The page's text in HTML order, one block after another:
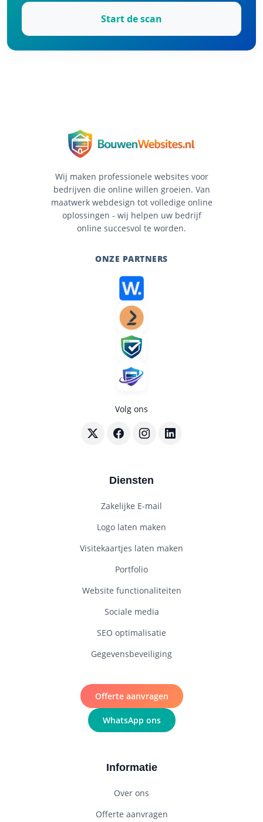
Start de scan
Wij maken professionele websites voor
bedrijven die online willen groeien. Van
maatwerk webdesign tot volledige online
oplossingen - wij helpen uw bedrijf
online succesvol te worden.
ONZE PARTNERS
Volg ons
Volg BouwenWebsites.nl op X
Volg BouwenWebsites.nl op
Volg BouwenWebsites.nl op
Volg
Diensten
Zakelijke E-mail
Logo laten maken
Visitekaartjes laten maken
Portfolio
Website functionaliteiten
Sociale media
SEO optimalisatie
Gegevensbeveiliging
Offerte aanvragen
WhatsApp ons
Informatie
Over ons
Offerte aanvragen